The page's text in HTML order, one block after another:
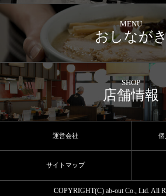
MENU
おしなが
SHOP
店舗情報
運営会社 個
サイトマップ
COPYRIGHT(C) ab-out Co., Ltd. All